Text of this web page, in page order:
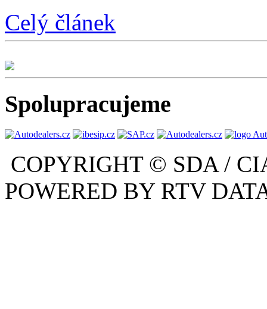
Celý článek
Spolupracujeme
COPYRIGHT © SDA /
POWERED BY RTV